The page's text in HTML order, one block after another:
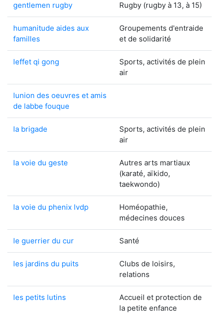
gentlemen rugby Rugby (rugby à 13, à 15)
humanitude aides aux
familles
Groupements d'entraide
et de solidarité
leffet qi gong
Sports, activités de plein
air
lunion des oeuvres et amis
de labbe fouque
la brigade
Sports, activités de plein
air
la voie du geste
Autres arts martiaux
(karaté, aïkido,
taekwondo)
la voie du phenix lvdp
Homéopathie,
médecines douces
le guerrier du cur Santé
les jardins du puits
Clubs de loisirs,
relations
les petits lutins
Accueil et protection de
la petite enfance